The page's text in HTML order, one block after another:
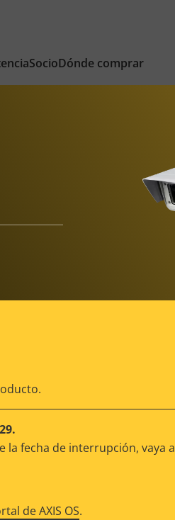
SocioDónde comprar
fecha de interrupción, vaya a
de AXIS OS.